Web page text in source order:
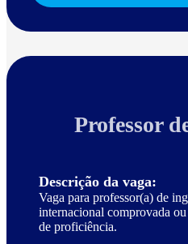
Professor
Descrição da vaga:
Vaga para professor(a) de
internacional comprovada
de proficiência.